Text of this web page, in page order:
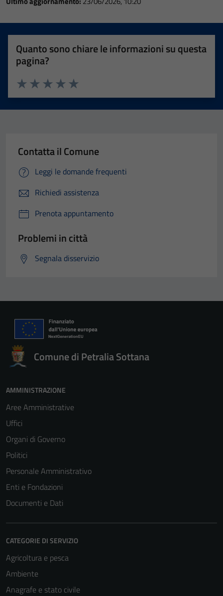
Quanto sono chiare le informazioni su questa
pagina?
Valuta 5 stelle su 5
Valuta 4 stelle su 5
Valuta 3 stelle su 5
Valuta 2 stelle su 5
Valuta 1 stelle su 5
Contatta il Comune
Leggi le domande frequenti
Richiedi assistenza
Prenota appuntamento
Problemi in città
Segnala disservizio
Comune di Petralia Sottana
AMMINISTRAZIONE
Aree Amministrative
Uffici
Organi di Governo
Politici
Personale Amministrativo
Enti e Fondazioni
Documenti e Dati
CATEGORIE DI SERVIZIO
Agricoltura e pesca
Ambiente
Anagrafe e stato civile